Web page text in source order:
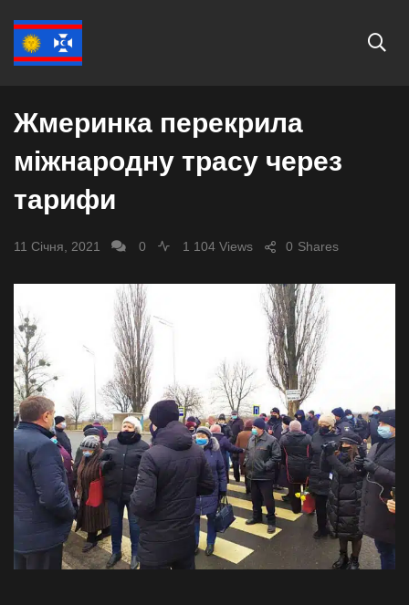
СУСПІЛЬСТВО
Жмеринка перекрила
міжнародну трасу через
тарифи
11 Січня, 2021 0 1 104 Views Shares
0